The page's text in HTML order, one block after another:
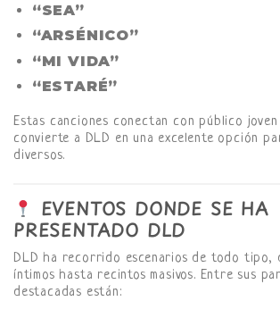
“SEA”
“ARSÉNICO”
“MI VIDA”
“ESTARÉ”
Estas canciones conectan con público
convierte a DLD en una excelente opción
diversos.
EVENTOS DONDE SE HA
PRESENTADO DLD
DLD ha recorrido escenarios de todo tipo,
íntimos hasta recintos masivos. Entre sus
destacadas están: